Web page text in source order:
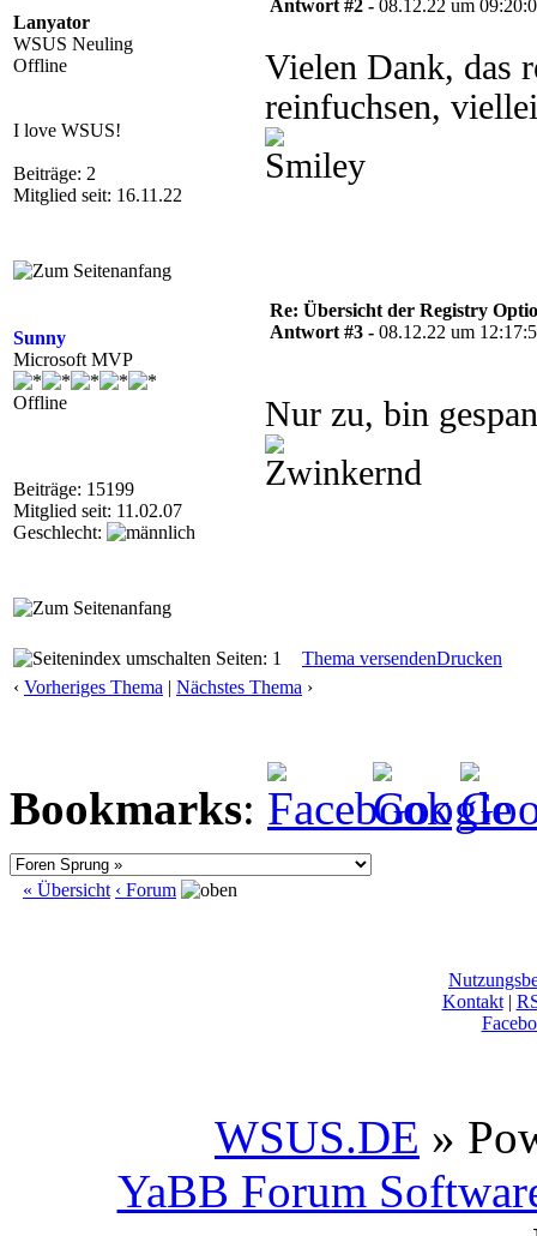
Lanyator
WSUS Neuling
Offline
I love WSUS!
Beiträge: 2
Mitglied seit: 16.11.22
Antwort #2 - 08.12.22 um
Vielen Dank, das
reinfuchsen,
Sunny
Microsoft MVP
Offline
Beiträge: 15199
Mitglied seit: 11.02.07
Geschlecht:
Re: Übersicht der Registry
Antwort #3 - 08.12.22 um
Nur zu, bin
Seiten: 1 Thema versendenDrucken
‹ Vorheriges Thema | Nächstes Thema ›
Bookmarks:
« Übersicht ‹ Forum
Kontakt|
WSUS.DE »
YaBB Forum